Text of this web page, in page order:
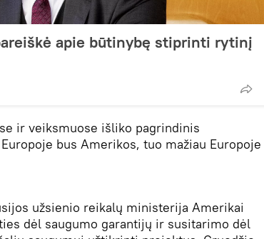
apie būtinybę stiprinti rytinį
ir veiksmuose išliko pagrindinis
bus Amerikos, tuo mažiau Europoje
užsienio reikalų ministerija Amerikai
dėl saugumo garantijų ir susitarimo dėl